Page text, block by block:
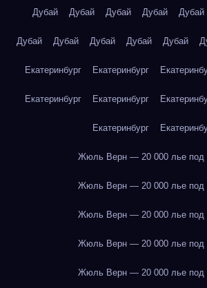
Дубай Дубай Дубай Дубай Дубай
Дубай Дубай Дубай Дубай Дубай
Екатеринбург Екатеринбург
Екатеринбург Екатеринбург
Екатеринбург
Жюль Верн — 20 000 лье под
Жюль Верн — 20 000 лье под
Жюль Верн — 20 000 лье под
Жюль Верн — 20 000 лье под
Жюль Верн — 20 000 лье под